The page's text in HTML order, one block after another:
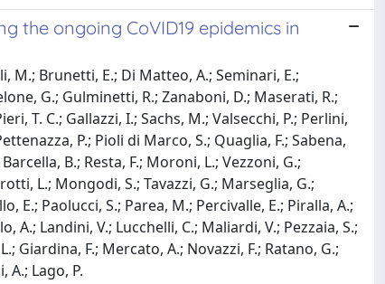
the ongoing CoVID19 epidemics in
M.; Brunetti, E.; Di Matteo, A.; Seminari, E.;
G.; Gulminetti, R.; Zanaboni, D.; Maserati, R.;
T. C.; Gallazzi, I.; Sachs, M.; Valsecchi, P.; Perlini,
P.; Pioli di Marco, S.; Quaglia, F.; Sabena,
B.; Resta, F.; Moroni, L.; Vezzoni, G.;
L.; Mongodi, S.; Tavazzi, G.; Marseglia, G.;
E.; Paolucci, S.; Parea, M.; Percivalle, E.; Piralla, A.;
A.; Landini, V.; Lucchelli, C.; Maliardi, V.; Pezzaia, S.;
Giardina, F.; Mercato, A.; Novazzi, F.; Ratano, G.;
A.; Lago, P.